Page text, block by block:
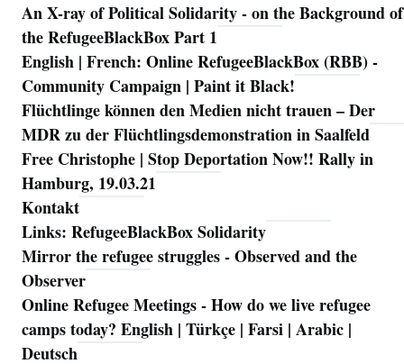
Navigation
An X-ray of Political Solidarity - on the Background of
the RefugeeBlackBox Part 1
English | French: Online RefugeeBlackBox (RBB) -
Community Campaign | Paint it Black!
Flüchtlinge können den Medien nicht trauen – Der
MDR zu der Flüchtlingsdemonstration in Saalfeld
Free Christophe | Stop Deportation Now!! Rally in
Hamburg, 19.03.21
Kontakt
Links: RefugeeBlackBox Solidarity
Mirror the refugee struggles - Observed and the
Observer
Online Refugee Meetings - How do we live refugee
camps today? English | Türkçe | Farsi | Arabic |
Deutsch